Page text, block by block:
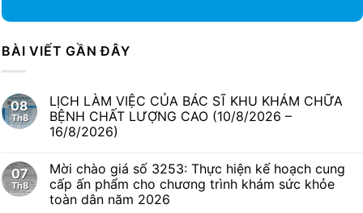
BÀI VIẾT GẦN ĐÂY
08
Th8
LỊCH LÀM VIỆC CỦA BÁC SĨ KHU KHÁM CHỮA
BỆNH CHẤT LƯỢNG CAO (10/8/2026 –
16/8/2026)
07
Th8
Mời chào giá số 3253: Thực hiện kế hoạch cung
cấp ấn phẩm cho chương trình khám sức khỏe
toàn dân năm 2026